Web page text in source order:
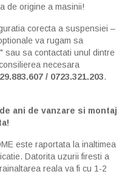
de origine a masinii!
corecta a suspensiei –
va rugam sa
sau sa contactati unul dintre
necesara
/ 0723.321.203.
ani de vanzare si montaj
este raportata la inaltimea
Datorita uzurii firesti a
reala va fi cu 1-2